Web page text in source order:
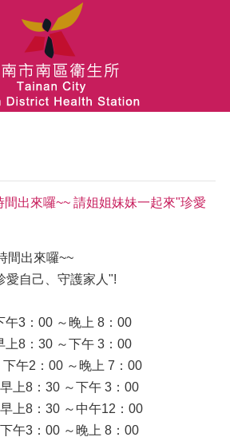
出來囉~~ 請姐姐妹妹一起來"珍愛
間出來囉~~
愛自己、守護家人"!
午3：00 ～晚上 8：00
上8：30 ～下午 3：00
午2：00 ～晚上 7：00
上8：30 ～下午 3：00
上8：30 ～中午12：00
午3：00 ～晚上 8：00